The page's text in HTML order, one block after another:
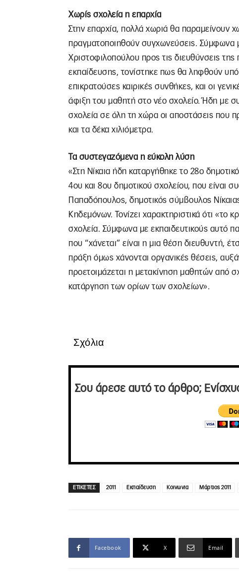
Χωρίς σχολεία η επαρχία
Στην επαρχία, πολλά χωριά θα παραμείνουν
πραγματοποιηθούν συγχωνεύσεις. Σύμφωνα
Χριστοφιλοπούλου προς τις διευθύνσεις
εκπαίδευσης, τονίστηκε πως θα ληφθούν
επικρατούσες καιρικές συνθήκες, και οι
άφιξη του μαθητή στο νέο σχολείο. Ήδη με
σχολεία σε όλη τη χώρα οι αποστάσεις που
και τα δέκα χιλιόμετρα.
Τα συστεγαζόμενα η εύκολη λύση
«Στη Νίκαια ήδη καταργήθηκε το 28ο
4ου και 8ου δημοτικού σχολείου, που είναι
Παπαδόπουλος, δημοτικός σύμβουλος
Κηδεμόνων. Τονίζει χαρακτηριστικά ότι «το
σχολεία. Σύμφωνα με εκπαιδευτικούς αυτό
που “χάνεται” είναι η μια θέση διευθυντή,
πράξη όμως χάνονται οργανικές θέσεις,
προετοιμάζεται η μετακίνηση μαθητών από
κατάργηση των ορίων των σχολείων».
Σχόλια
Σου άρεσε αυτό το άρθρο;
ΕΤΙΚΕΤΕΣ 2011 Εκπαίδευση Κοινωνια Μάρτιος 2011
Facebook X Email